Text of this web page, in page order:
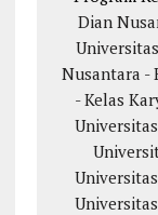
Dian
Nusantara -
- Kelas